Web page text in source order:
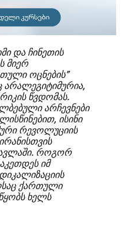
და ჩინეთის
მიერ
ოცნების”
წვდომას.
არჩევნები
ისინი
რევოლუციის
ავლაში. როგორ
იმ
ქართული
ხელს